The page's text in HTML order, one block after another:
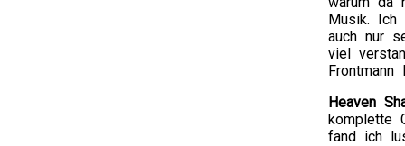
Musik. Ich
auch nur
viel
Heaven
komplette
fand ich